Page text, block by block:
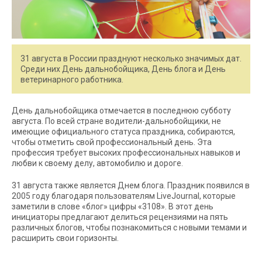
31 августа в России празднуют несколько значимых дат.
Среди них День дальнобойщика, День блога и День
ветеринарного работника.
День дальнобойщика отмечается в последнюю субботу
августа. По всей стране водители-дальнобойщики, не
имеющие официального статуса праздника, собираются,
чтобы отметить свой профессиональный день. Эта
профессия требует высоких профессиональных навыков и
любви к своему делу, автомобилю и дороге.
31 августа также является Днем блога. Праздник появился в
2005 году благодаря пользователям LiveJournal, которые
заметили в слове «блог» цифры «3108». В этот день
инициаторы предлагают делиться рецензиями на пять
различных блогов, чтобы познакомиться с новыми темами и
расширить свои горизонты.